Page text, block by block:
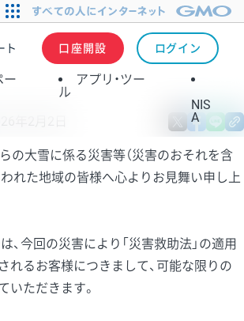
ト 口座開設 ログイン
ー
アプリ・ツー
ル
NIS
A
X
の大雪に係る災害等（災害のおそれを含
われた地域の皆様へ心よりお見舞い申し上
、今回の災害により「災害救助法」の適用
れるお客様につきまして、可能な限りの
いただきます。